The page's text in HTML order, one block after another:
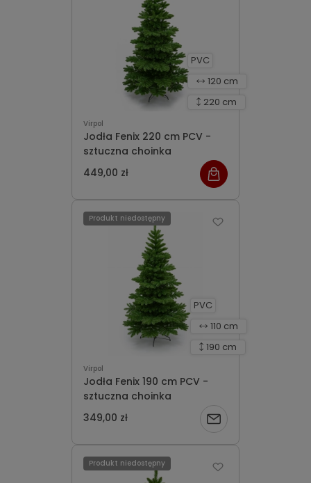
Virpol
Jodła Fenix 220 cm PCV -
sztuczna choinka
449,00 zł
220 cm
120 cm
PVC
Virpol
Jodła Fenix 190 cm PCV -
sztuczna choinka
349,00 zł
Produkt niedostępny
190 cm
110 cm
PVC
Powiadom
o
dostępności
Produkt niedostępny